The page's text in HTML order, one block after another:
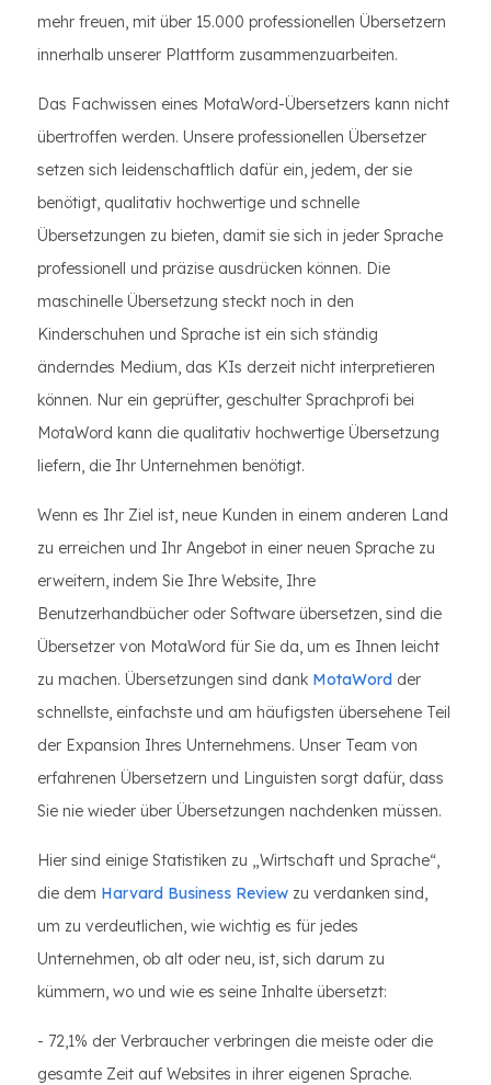
mehr freuen, mit über 15.000 professionellen Übersetzern
innerhalb unserer Plattform zusammenzuarbeiten.
Das Fachwissen eines MotaWord-Übersetzers kann nicht
übertroffen werden. Unsere professionellen Übersetzer
setzen sich leidenschaftlich dafür ein, jedem, der sie
benötigt, qualitativ hochwertige und schnelle
Übersetzungen zu bieten, damit sie sich in jeder Sprache
professionell und präzise ausdrücken können. Die
maschinelle Übersetzung steckt noch in den
Kinderschuhen und Sprache ist ein sich ständig
änderndes Medium, das KIs derzeit nicht interpretieren
können. Nur ein geprüfter, geschulter Sprachprofi bei
MotaWord kann die qualitativ hochwertige Übersetzung
liefern, die Ihr Unternehmen benötigt.
Wenn es Ihr Ziel ist, neue Kunden in einem anderen Land
zu erreichen und Ihr Angebot in einer neuen Sprache zu
erweitern, indem Sie Ihre Website, Ihre
Benutzerhandbücher oder Software übersetzen, sind die
Übersetzer von MotaWord für Sie da, um es Ihnen leicht
zu machen. Übersetzungen sind dank MotaWord der
schnellste, einfachste und am häufigsten übersehene Teil
der Expansion Ihres Unternehmens. Unser Team von
erfahrenen Übersetzern und Linguisten sorgt dafür, dass
Sie nie wieder über Übersetzungen nachdenken müssen.
Hier sind einige Statistiken zu „Wirtschaft und Sprache“,
die dem Harvard Business Review zu verdanken sind,
um zu verdeutlichen, wie wichtig es für jedes
Unternehmen, ob alt oder neu, ist, sich darum zu
kümmern, wo und wie es seine Inhalte übersetzt:
- 72,1% der Verbraucher verbringen die meiste oder die
gesamte Zeit auf Websites in ihrer eigenen Sprache.